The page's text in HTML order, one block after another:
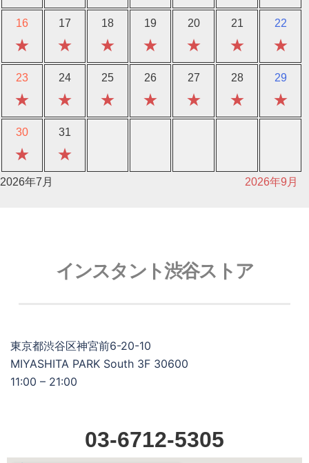
16
★
17
★
18
★
19
★
20
★
21
★
22
★
23
★
24
★
25
★
26
★
27
★
28
★
29
★
30
★
31
★
2026年7月 2026年9月
インスタント渋谷ストア
東京都渋谷区神宮前6-20-10
MIYASHITA PARK South 3F 30600
11:00 – 21:00
03-6712-5305